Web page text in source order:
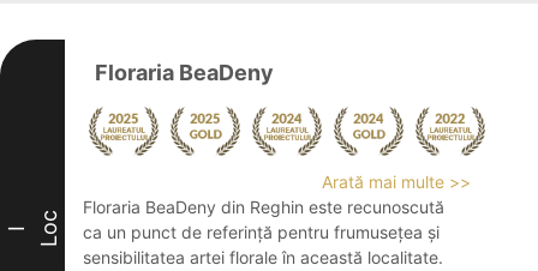
I Loc
Floraria BeaDeny
Arată mai multe >>
Floraria BeaDeny din Reghin este recunoscută
ca un punct de referință pentru frumusețea și
sensibilitatea artei florale în această localitate.